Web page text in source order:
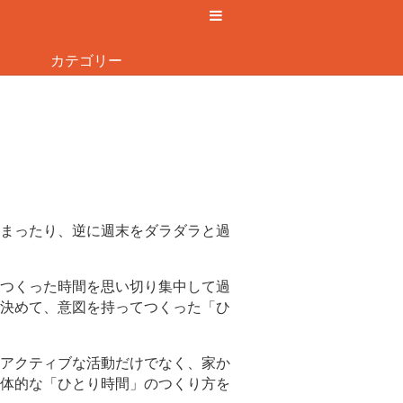
カテゴリー
ったり、逆に週末をダラダラと過
くった時間を思い切り集中して過
めて、意図を持ってつくった「ひ
クティブな活動だけでなく、家か
的な「ひとり時間」のつくり方を